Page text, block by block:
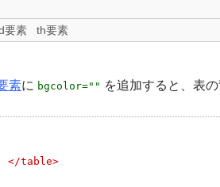
要素 th要素
素に bgcolor="" を追加すると、表
</table>